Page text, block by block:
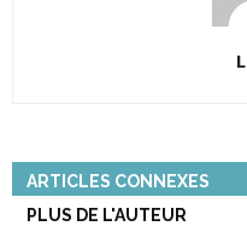
ARTICLES CONNEXES
PLUS DE L'AUTEUR